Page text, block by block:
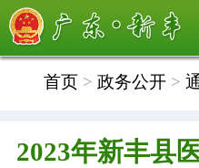
首页> 政务公开>
2023年新丰县